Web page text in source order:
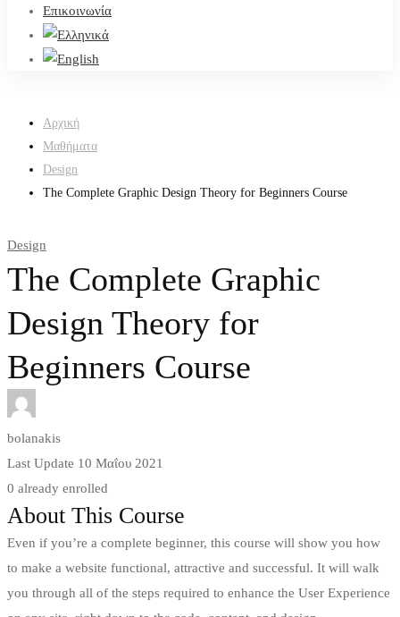
Επικοινωνία
Αρχική
Μαθήματα
Design
The Complete Graphic Design Theory for Beginners Course
Design
The Complete Graphic
Design Theory for
Beginners Course
bolanakis
Last Update 10 Μαΐου 2021
0 already enrolled
About This Course
Even if you’re a complete beginner, this course will show you how
to make a website functional, attractive and successful. It will walk
you through all of the steps required to enhance the User Experience